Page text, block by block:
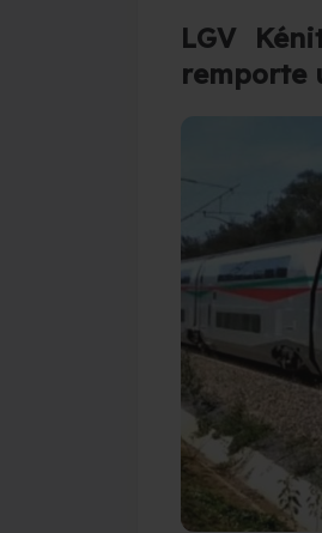
LGV
remporte